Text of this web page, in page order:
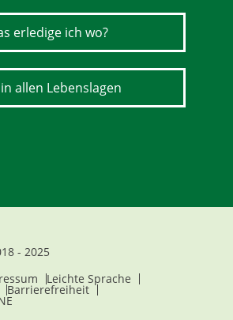
erledige ich wo?
allen Lebenslagen
- 2025
Leichte Sprache
Barrierefreiheit